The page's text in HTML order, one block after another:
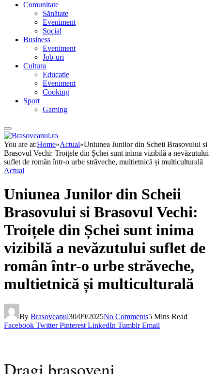
Comunitate
Sănătate
Eveniment
Social
Business
Eveniment
Job-uri
Cultura
Educatie
Eveniment
Cooking
Sport
Gaming
You are at:Home»Actual»Uniunea Junilor din Scheii Brasovului si
Brasovul Vechi: Troițele din Șchei sunt inima vizibilă a nevăzutului
suflet de român într-o urbe străveche, multietnică și multiculturală
Actual
Uniunea Junilor din Scheii
Brasovului si Brasovul Vechi:
Troițele din Șchei sunt inima
vizibilă a nevăzutului suflet de
român într-o urbe străveche,
multietnică și multiculturală
By Brasoveanul30/09/2025No Comments5 Mins Read
Facebook Twitter Pinterest LinkedIn Tumblr Email
Dragi brașoveni,